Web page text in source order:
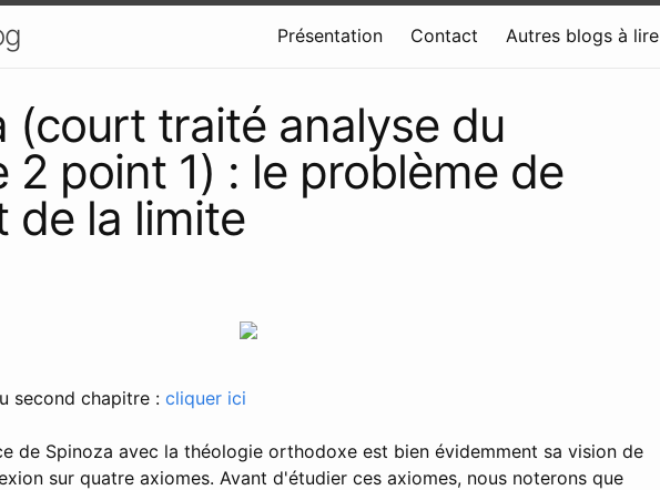
Présentation Contact Autres blogs à lire
(court traité analyse du
2 point 1) : le problème de
de la limite
second chapitre : cliquer ici
de Spinoza avec la théologie orthodoxe est bien évidemment sa vision de
sur quatre axiomes. Avant d'étudier ces axiomes, nous noterons que